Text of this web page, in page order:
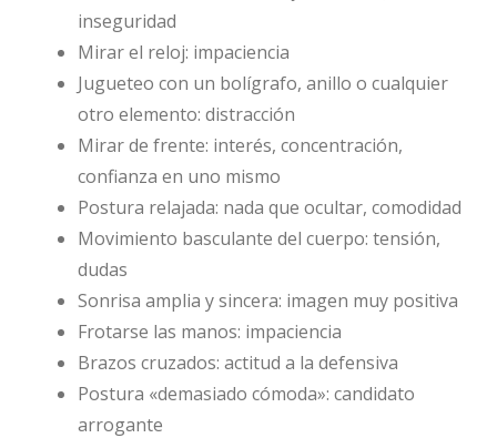
inseguridad
Mirar el reloj: impaciencia
Jugueteo con un bolígrafo, anillo o cualquier
otro elemento: distracción
Mirar de frente: interés, concentración,
confianza en uno mismo
Postura relajada: nada que ocultar, comodidad
Movimiento basculante del cuerpo: tensión,
dudas
Sonrisa amplia y sincera: imagen muy positiva
Frotarse las manos: impaciencia
Brazos cruzados: actitud a la defensiva
Postura «demasiado cómoda»: candidato
arrogante